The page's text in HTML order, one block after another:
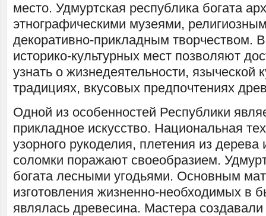
место. Удмуртская республика богата
этнографическими музеями,
декоративно-прикладным творчеством.
историко-культурных мест позволяют
узнать о жизнедеятельности, языческой
традициях, вкусовых предпочтениях
Одной из особенностей Республики
прикладное искусство. Национальная
узорного рукоделия, плетения из
соломки поражают своеобразием.
богата лесными угодьями. Основным
изготовления жизненно-необходимых в
являлась древесина. Мастера